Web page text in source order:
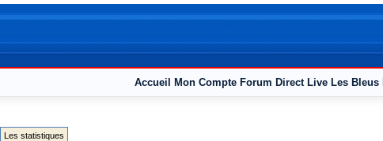
Accueil Mon Compte Forum Direct Live Les Bleus
Les statistiques